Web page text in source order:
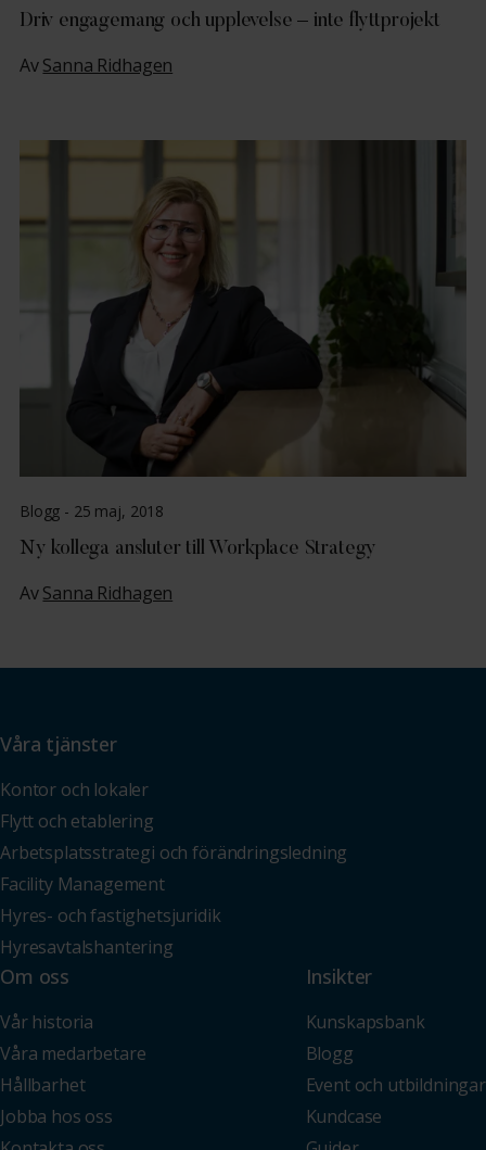
Driv engagemang och upplevelse – inte flyttprojekt
AvSanna Ridhagen
Blogg - 25 maj, 2018
Ny kollega ansluter till Workplace Strategy
AvSanna Ridhagen
Våra tjänster
Kontor och lokaler
Flytt och etablering
Arbetsplatsstrategi och förändringsledning
Facility Management
Hyres- och fastighetsjuridik
Hyresavtalshantering
Om oss
Vår historia
Våra medarbetare
Hållbarhet
Jobba hos oss
Insikter
Kunskapsbank
Blogg
Event och utbildningar
Kundcase